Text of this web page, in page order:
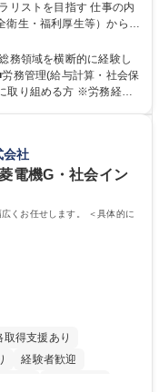
を目指す 仕事の内
衛生・福利厚生等）からお
守備範囲を広げ、組織運
健康経営推進等をお任せ
く経験を積んでいただき
職種 【総
支えるゼネラリストを目
務領域を横断的に経験し
取り組める方 ※労務経験
・勤怠管理など）の経験
会社
電機G・社会イン
くお任せします。 ＜具体的に
取得支援あり
経験者歓迎